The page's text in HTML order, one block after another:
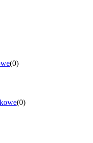
(0)
(0)